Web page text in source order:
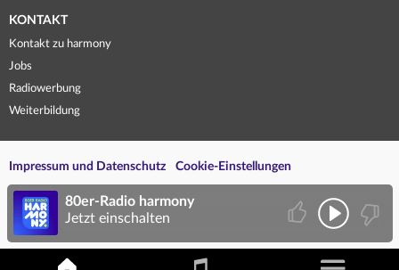
KONTAKT
Kontakt zu harmony
Jobs
Radiowerbung
Weiterbildung
Impressum und Datenschutz Cookie-Einstellungen
80er-Radio harmony
Jetzt einschalten